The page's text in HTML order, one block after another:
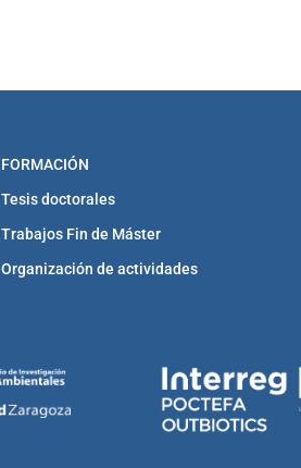
FORMACIÓN
Tesis doctorales
Trabajos Fin de Máster
Organización de actividades